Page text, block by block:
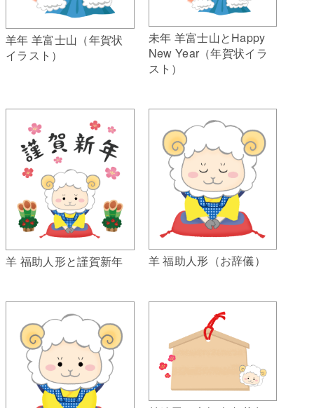
羊年 羊富士山（年賀状
イラスト）
未年 羊富士山とHappy
New Year（年賀状イラ
スト）
羊 福助人形と謹賀新年 羊 福助人形（お辞儀）